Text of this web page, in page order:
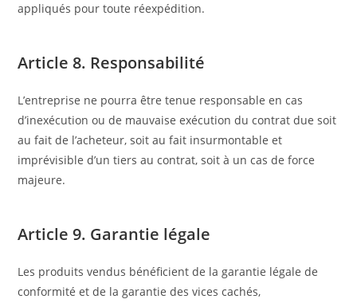
appliqués pour toute réexpédition.
Article 8. Responsabilité
L’entreprise ne pourra être tenue responsable en cas
d’inexécution ou de mauvaise exécution du contrat due soit
au fait de l’acheteur, soit au fait insurmontable et
imprévisible d’un tiers au contrat, soit à un cas de force
majeure.
Article 9. Garantie légale
Les produits vendus bénéficient de la garantie légale de
conformité et de la garantie des vices cachés,